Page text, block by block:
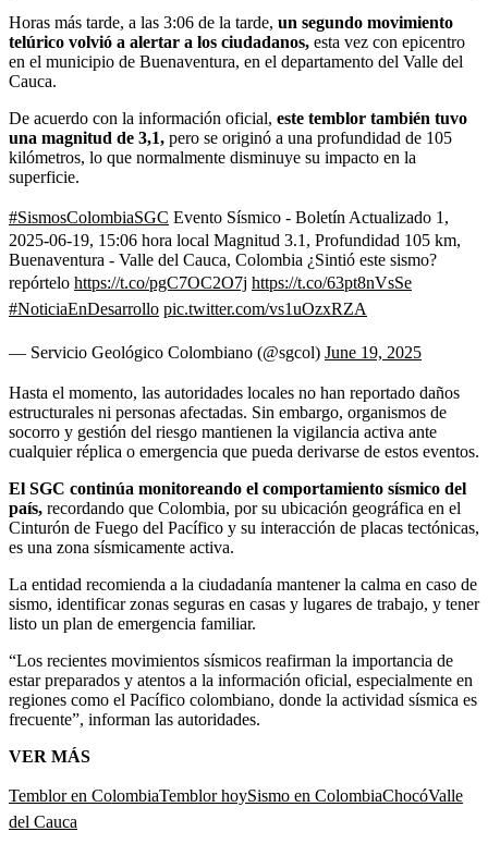
Horas más tarde, a las 3:06 de la tarde, un segundo movimiento
telúrico volvió a alertar a los ciudadanos, esta vez con epicentro
en el municipio de Buenaventura, en el departamento del Valle del
Cauca.
De acuerdo con la información oficial, este temblor también tuvo
una magnitud de 3,1, pero se originó a una profundidad de 105
kilómetros, lo que normalmente disminuye su impacto en la
superficie.
#SismosColombiaSGC Evento Sísmico - Boletín Actualizado 1,
2025-06-19, 15:06 hora local Magnitud 3.1, Profundidad 105 km,
Buenaventura - Valle del Cauca, Colombia ¿Sintió este sismo?
repórtelo https://t.co/pgC7OC2O7j https://t.co/63pt8nVsSe
#NoticiaEnDesarrollo pic.twitter.com/vs1uOzxRZA
— Servicio Geológico Colombiano (@sgcol) June 19, 2025
Hasta el momento, las autoridades locales no han reportado daños
estructurales ni personas afectadas. Sin embargo, organismos de
socorro y gestión del riesgo mantienen la vigilancia activa ante
cualquier réplica o emergencia que pueda derivarse de estos eventos.
El SGC continúa monitoreando el comportamiento sísmico del
país, recordando que Colombia, por su ubicación geográfica en el
Cinturón de Fuego del Pacífico y su interacción de placas tectónicas,
es una zona sísmicamente activa.
La entidad recomienda a la ciudadanía mantener la calma en caso de
sismo, identificar zonas seguras en casas y lugares de trabajo, y tener
listo un plan de emergencia familiar.
“Los recientes movimientos sísmicos reafirman la importancia de
estar preparados y atentos a la información oficial, especialmente en
regiones como el Pacífico colombiano, donde la actividad sísmica es
frecuente”, informan las autoridades.
VER MÁS
Temblor en ColombiaTemblor hoySismo en ColombiaChocóValle
del Cauca